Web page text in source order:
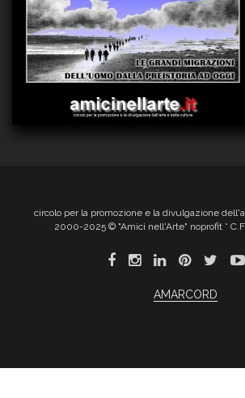
circolo per la promozione e la divulgazione
2000-2025 © "Amici nell'Arte" noprofit *
AMARCORD